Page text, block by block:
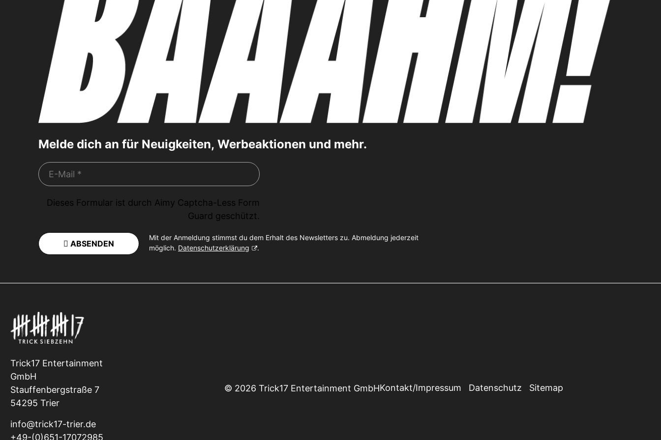
Melde dich an für Neuigkeiten, Werbeaktionen und mehr.
Dieses Formular ist durch Aimy Captcha-Less Form
Guard geschützt.
ABSENDEN
Mit der Anmeldung stimmst du dem Erhalt des Newsletters zu. Abmeldung jederzeit
möglich. Datenschutzerklärung .
Trick17 Entertainment
GmbH
Stauffenbergstraße 7
54295 Trier
info@trick17-trier.de
+49-(0)651-17072985
© 2026 Trick17 Entertainment GmbHKontakt/Impressum Datenschutz Sitemap